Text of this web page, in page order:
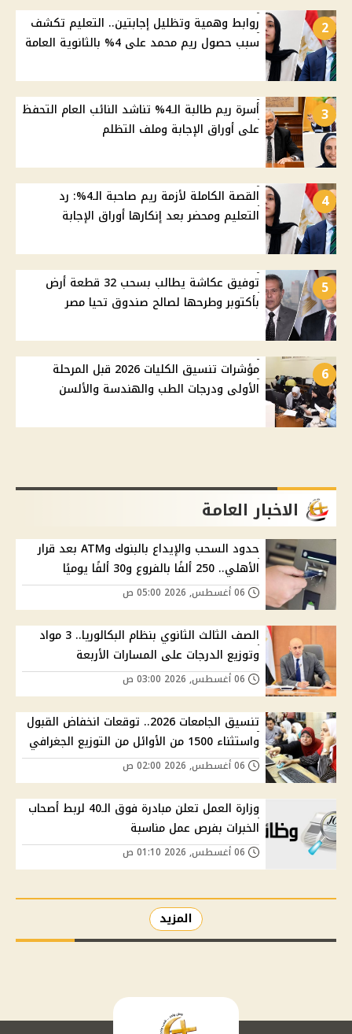
2
روابط وهمية وتظليل إجابتين.. التعليم تكشف
سبب حصول ريم محمد على 4% بالثانوية العامة
3
أسرة ريم طالبة الـ4% تناشد النائب العام التحفظ
على أوراق الإجابة وملف التظلم
4
القصة الكاملة لأزمة ريم صاحبة الـ4%: رد
التعليم ومحضر بعد إنكارها أوراق الإجابة
5
توفيق عكاشة يطالب بسحب 32 قطعة أرض
بأكتوبر وطرحها لصالح صندوق تحيا مصر
6
مؤشرات تنسيق الكليات 2026 قبل المرحلة
الأولى ودرجات الطب والهندسة والألسن
الاخبار العامة
حدود السحب والإيداع بالبنوك وATM بعد قرار
الأهلي.. 250 ألفًا بالفروع و30 ألفًا يوميًا
الصف الثالث الثانوي بنظام البكالوريا.. 3 مواد
وتوزيع الدرجات على المسارات الأربعة
تنسيق الجامعات 2026.. توقعات انخفاض القبول
واستثناء 1500 من الأوائل من التوزيع الجغرافي
وزارة العمل تعلن مبادرة فوق الـ40 لربط أصحاب
الخبرات بفرص عمل مناسبة
المزيد